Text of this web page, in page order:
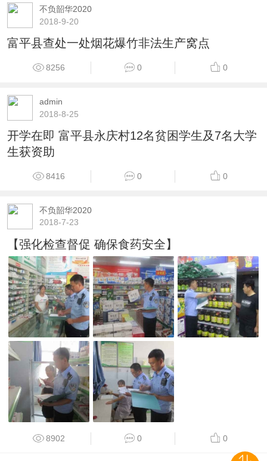
不负韶华2020
2018-9-20
富平县查处一处烟花爆竹非法生产窝点
8256 0 0
admin
2018-8-25
开学在即 富平县永庆村12名贫困学生及7名大学
生获资助
8416 0 0
不负韶华2020
2018-7-23
【强化检查督促 确保食药安全】
8902 0 0